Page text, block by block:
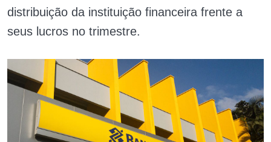
distribuição da instituição financeira frente a
seus lucros no trimestre.